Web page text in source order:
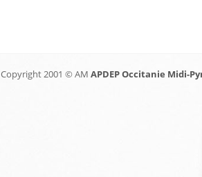
Copyright 2001 © AM APDEP Occitanie Midi-